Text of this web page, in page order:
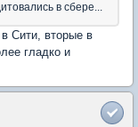
в сбере...
Сити, вторые в
гладко и